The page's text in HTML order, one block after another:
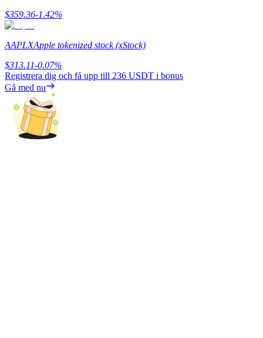
Tjäna
$359.36-1.42%
AAPLXApple tokenized stock (xStock)
$313.11-0.07%
Registrera dig och få upp till 236 USDT i bonus
Gå med nu